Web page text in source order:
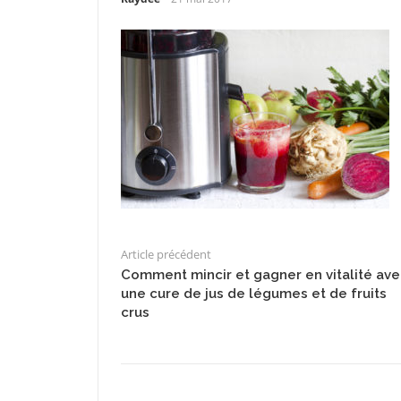
Article précédent
Comment mincir et gagner en vitalité
une cure de jus de légumes et de fruits
crus